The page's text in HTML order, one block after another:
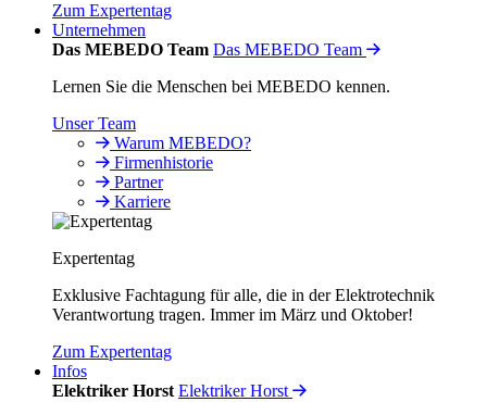
Zum Expertentag
Unternehmen
Das MEBEDO Team Das MEBEDO Team
Lernen Sie die Menschen bei MEBEDO kennen.
Unser Team
Warum MEBEDO?
Firmenhistorie
Partner
Karriere
Expertentag
Exklusive Fachtagung für alle, die in der Elektrotechnik
Verantwortung tragen. Immer im März und Oktober!
Zum Expertentag
Infos
Elektriker Horst Elektriker Horst